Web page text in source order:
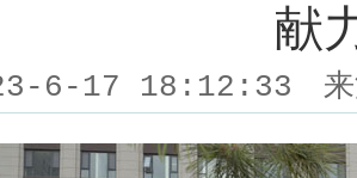
献
6-17 18:12:33